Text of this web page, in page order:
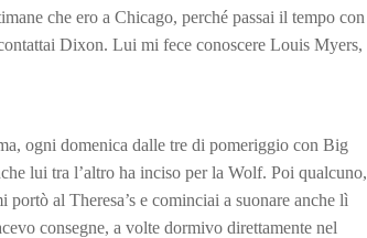
che ero a Chicago, perché passai il tempo con
Dixon. Lui mi fece conoscere Louis Myers,
ogni domenica dalle tre di pomeriggio con Big
lui tra l’altro ha inciso per la Wolf. Poi qualcuno,
al Theresa’s e cominciai a suonare anche lì
consegne, a volte dormivo direttamente nel